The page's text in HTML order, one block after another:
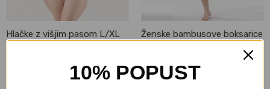
Hlačke z višjim pasom L/XL
Ženske bambusove boksarice
10% POPUST